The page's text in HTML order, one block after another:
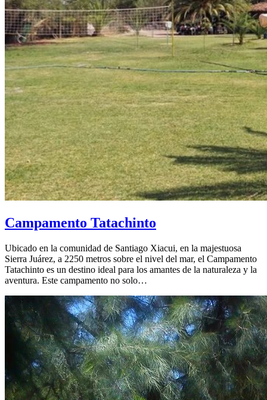
Campamento Tatachinto
Ubicado en la comunidad de Santiago Xiacui, en la majestuosa
Sierra Juárez, a 2250 metros sobre el nivel del mar, el Campamento
Tatachinto es un destino ideal para los amantes de la naturaleza y la
aventura. Este campamento no solo…